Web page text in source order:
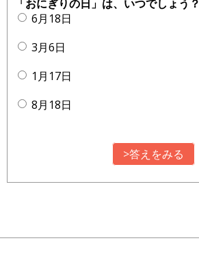
「おにぎりの日」は、いつでしょう？
6月18日
3月6日
1月17日
8月18日
>答えをみる